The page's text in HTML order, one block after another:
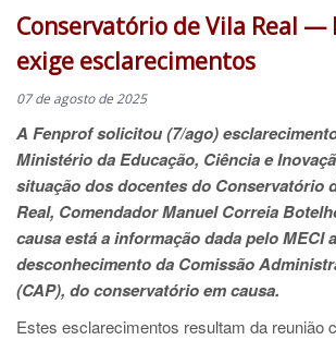
Conservatório de Vila Real —
exige esclarecimentos
07 de agosto de 2025
A Fenprof solicitou (7/ago)
Ministério da Educação, Ciência e
situação dos docentes do Conservatório
Real, Comendador Manuel Correia
causa está a informação dada pelo MECI
desconhecimento da Comissão
(CAP), do conservatório em causa.
Estes esclarecimentos resultam da reunião